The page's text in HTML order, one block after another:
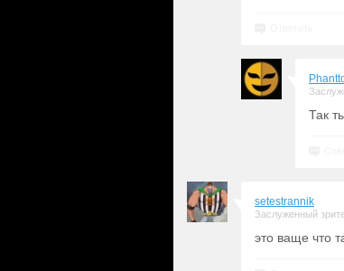
Так
setestrannik
Заслуженный
это ваще что